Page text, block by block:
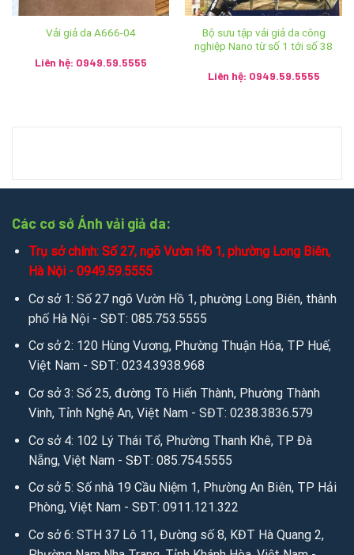
– Hải Phòng – SĐT: 0911.121.322
Cơ sở 6: 11 Phương Câu – Phường Vạn Thạnh – Thành
phố Nha Trang – Khánh Hòa – SĐT: 0932.350.799 –
Chat zalo:0949.59.5555 /036.426.8888
Chat mesenger:messenger.com/t/salevip1102
Facebook:facebook.com/salevip1102
Youtube: youtube.com/@anhvaigiada
Website:https://anhvaigiada.vn/
/ anhvaigiada.com / anhvaigiada.net / anhsimili.com /
hsimili.vn/ anhsimili.com.vn/ sofaanh.vn
3. Kết nối miễn phí để tìm hiểu sâu hơn qua Email:
Email:sales.anhvaigiada@gmail.com/ngochanjsc2016@g
mail.com/ nhandisc@yahoo.com
Vải giả da A666-04
Liên hệ: 0949.59.5555
Bộ sưu tập vải giả da công
nghiệp Nano từ số 1 tới số 38
Liên hệ: 0949.59.5555
Các cơ sở Ánh vải giả da:
Trụ sở chính: Số 27, ngõ Vườn Hồ 1, phường Long Biên,
Hà Nội - 0949.59.5555
Cơ sở 1: Số 27 ngõ Vườn Hồ 1, phường Long Biên, thành
phố Hà Nội - SĐT: 085.753.5555
Cơ sở 2: 120 Hùng Vương, Phường Thuận Hóa, TP Huế,
Việt Nam - SĐT: 0234.3938.968
Cơ sở 3: Số 25, đường Tô Hiến Thành, Phường Thành
Vinh, Tỉnh Nghệ An, Việt Nam - SĐT: 0238.3836.579
Cơ sở 4: 102 Lý Thái Tổ, Phường Thanh Khê, TP Đà
Nẵng, Việt Nam - SĐT: 085.754.5555
Cơ sở 5: Số nhà 19 Cầu Niệm 1, Phường An Biên, TP Hải
Phòng, Việt Nam - SĐT: 0911.121.322
Cơ sở 6: STH 37 Lô 11, Đường số 8, KĐT Hà Quang 2,